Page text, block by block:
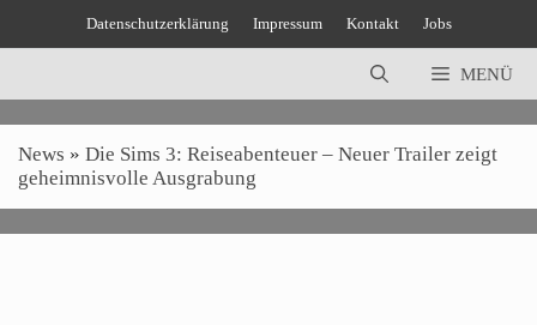
Datenschutzerklärung Impressum Kontakt Jobs
MENÜ
News » Die Sims 3: Reiseabenteuer – Neuer Trailer zeigt
geheimnisvolle Ausgrabung